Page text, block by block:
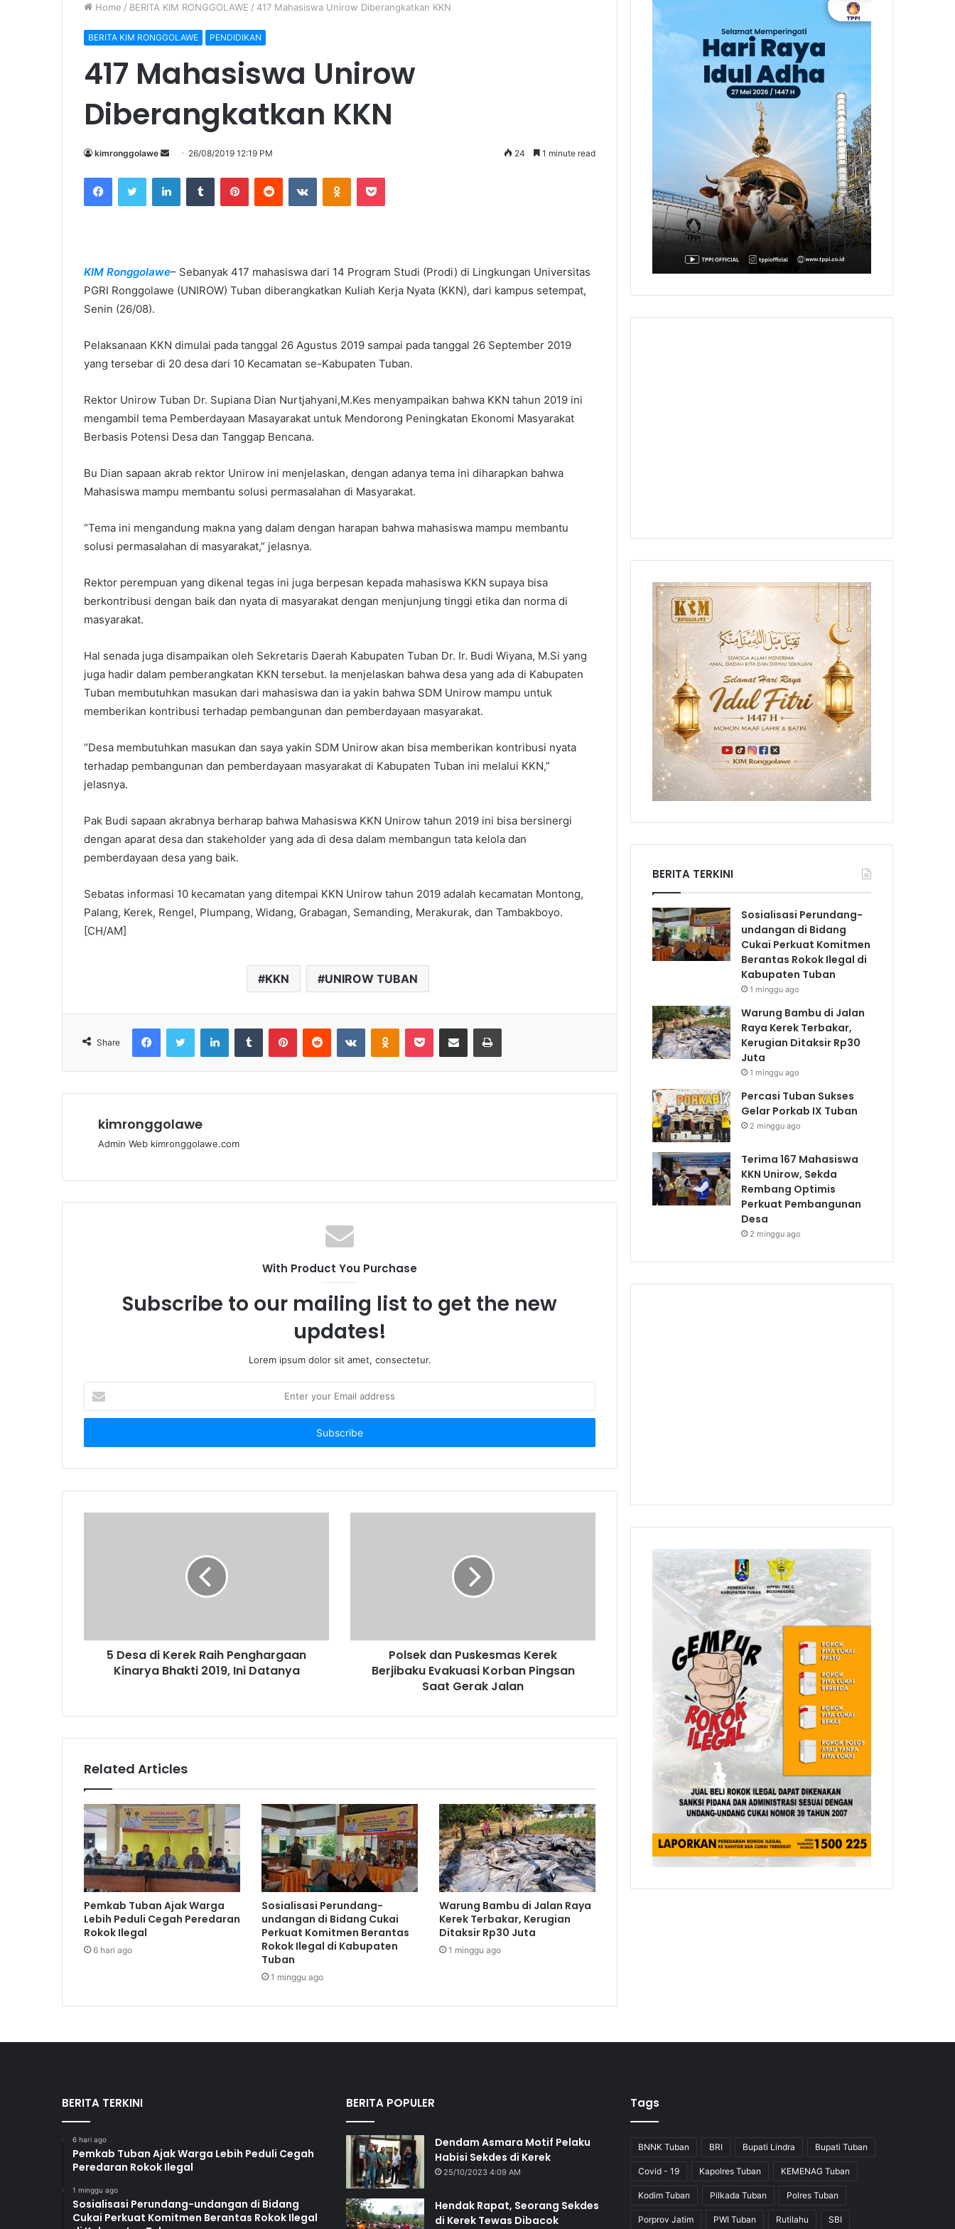
Home / BERITA KIM RONGGOLAWE / 417 Mahasiswa Unirow Diberangkatkan KKN
BERITA KIM RONGGOLAWE PENDIDIKAN
417 Mahasiswa Unirow
Diberangkatkan KKN
kimronggolawe
n
d
m
a
26/08/2019 12:19 PM 24 1 minute read
KIM Ronggolawe– Sebanyak 417 mahasiswa dari 14 Program Studi (Prodi) di Lingkungan Universitas
PGRI Ronggolawe (UNIROW) Tuban diberangkatkan Kuliah Kerja Nyata (KKN), dari kampus setempat,
Senin (26/08).
Pelaksanaan KKN dimulai pada tanggal 26 Agustus 2019 sampai pada tanggal 26 September 2019
yang tersebar di 20 desa dari 10 Kecamatan se-Kabupaten Tuban.
Rektor Unirow Tuban Dr. Supiana Dian Nurtjahyani,M.Kes menyampaikan bahwa KKN tahun 2019 ini
mengambil tema Pemberdayaan Masayarakat untuk Mendorong Peningkatan Ekonomi Masyarakat
Berbasis Potensi Desa dan Tanggap Bencana.
Bu Dian sapaan akrab rektor Unirow ini menjelaskan, dengan adanya tema ini diharapkan bahwa
Mahasiswa mampu membantu solusi permasalahan di Masyarakat.
“Tema ini mengandung makna yang dalam dengan harapan bahwa mahasiswa mampu membantu
solusi permasalahan di masyarakat,” jelasnya.
Rektor perempuan yang dikenal tegas ini juga berpesan kepada mahasiswa KKN supaya bisa
berkontribusi dengan baik dan nyata di masyarakat dengan menjunjung tinggi etika dan norma di
masyarakat.
Hal senada juga disampaikan oleh Sekretaris Daerah Kabupaten Tuban Dr. Ir. Budi Wiyana, M.Si yang
juga hadir dalam pemberangkatan KKN tersebut. Ia menjelaskan bahwa desa yang ada di Kabupaten
Tuban membutuhkan masukan dari mahasiswa dan ia yakin bahwa SDM Unirow mampu untuk
memberikan kontribusi terhadap pembangunan dan pemberdayaan masyarakat.
“Desa membutuhkan masukan dan saya yakin SDM Unirow akan bisa memberikan kontribusi nyata
terhadap pembangunan dan pemberdayaan masyarakat di Kabupaten Tuban ini melalui KKN,”
jelasnya.
Pak Budi sapaan akrabnya berharap bahwa Mahasiswa KKN Unirow tahun 2019 ini bisa bersinergi
dengan aparat desa dan stakeholder yang ada di desa dalam membangun tata kelola dan
pemberdayaan desa yang baik.
Sebatas informasi 10 kecamatan yang ditempai KKN Unirow tahun 2019 adalah kecamatan Montong,
Palang, Kerek, Rengel, Plumpang, Widang, Grabagan, Semanding, Merakurak, dan Tambakboyo.
[CH/AM]
KKN UNIROW TUBAN
Share
kimronggolawe
Admin Web kimronggolawe.com
With Product You Purchase
Subscribe to our mailing list to get the new
updates!
Lorem ipsum dolor sit amet, consectetur.
t
r
u
r
5 Desa di Kerek Raih Penghargaan
Kinarya Bhakti 2019, Ini Datanya
Polsek dan Puskesmas Kerek
Berjibaku Evakuasi Korban Pingsan
Saat Gerak Jalan
Related Articles
Pemkab Tuban Ajak Warga
Lebih Peduli Cegah Peredaran
Rokok Ilegal
6 hari ago
Sosialisasi Perundang-
undangan di Bidang Cukai
Perkuat Komitmen Berantas
Rokok Ilegal di Kabupaten
Tuban
1 minggu ago
Warung Bambu di Jalan Raya
Kerek Terbakar, Kerugian
Ditaksir Rp30 Juta
1 minggu ago
BERITA TERKINI
Sosialisasi Perundang-
undangan di Bidang
Cukai Perkuat Komitmen
Berantas Rokok Ilegal di
Kabupaten Tuban
1 minggu ago
Warung Bambu di Jalan
Raya Kerek Terbakar,
Kerugian Ditaksir Rp30
Juta
1 minggu ago
Percasi Tuban Sukses
Gelar Porkab IX Tuban
2 minggu ago
Terima 167 Mahasiswa
KKN Unirow, Sekda
Rembang Optimis
Perkuat Pembangunan
Desa
2 minggu ago
BERITA TERKINI
6 hari ago
Pemkab Tuban Ajak Warga Lebih Peduli Cegah
Peredaran Rokok Ilegal
1 minggu ago
Sosialisasi Perundang-undangan di Bidang
Cukai Perkuat Komitmen Berantas Rokok Ilegal
BERITA POPULER
Dendam Asmara Motif Pelaku
Habisi Sekdes di Kerek
25/10/2023 4:09 AM
Hendak Rapat, Seorang Sekdes
di Kerek Tewas Dibacok
Tags
BNNK Tuban BRI Bupati Lindra Bupati Tuban
Covid - 19 Kapolres Tuban KEMENAG Tuban
Kodim Tuban Pilkada Tuban Polres Tuban
Porprov Jatim PWI Tuban Rutilahu SBI